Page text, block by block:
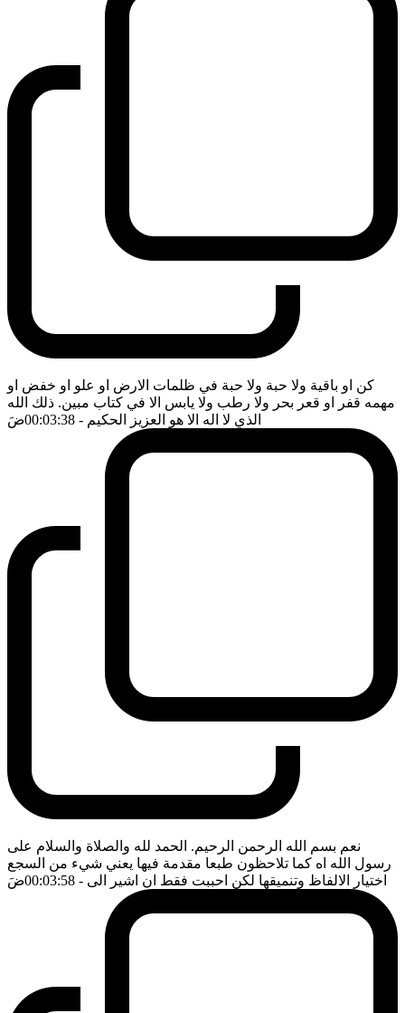
كن او باقية ولا حبة ولا حبة في ظلمات الارض او علو او خفض او
مهمه قفر او قعر بحر ولا رطب ولا يابس الا في كتاب مبين. ذلك الله
الذي لا اله الا هو العزيز الحكيم - 00:03:38 ضَ
نعم بسم الله الرحمن الرحيم. الحمد لله والصلاة والسلام على
رسول الله اه كما تلاحظون طبعا مقدمة فيها يعني شيء من السجع
اختيار الالفاظ وتنميقها لكن احببت فقط ان اشير الى - 00:03:58 ضَ